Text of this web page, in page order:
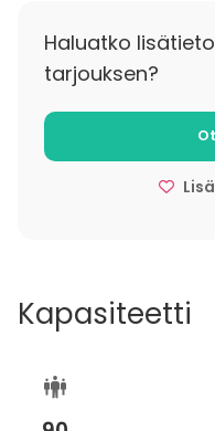
Haluatko
tarjouksen?
Kapasiteetti